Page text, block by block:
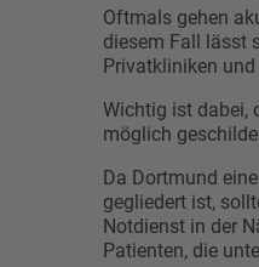
Oftmals gehen
diesem Fall lässt
Privatkliniken
Wichtig ist dabei,
möglich
Da Dortmund
gegliedert ist,
Notdienst in der
Patienten, die